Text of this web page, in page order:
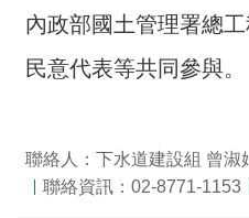
內政部國土管理署總
民意代表等共同參與。
聯絡人：下水道建設組 曾淑
聯絡資訊：02-8771-1153